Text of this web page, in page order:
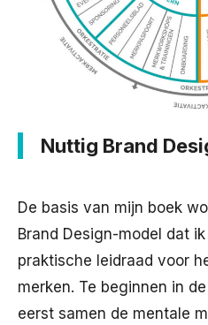
Nuttig Brand
De basis van mijn boek
Brand Design-model dat
praktische leidraad voor
merken. Te beginnen in
eerst samen de mentale